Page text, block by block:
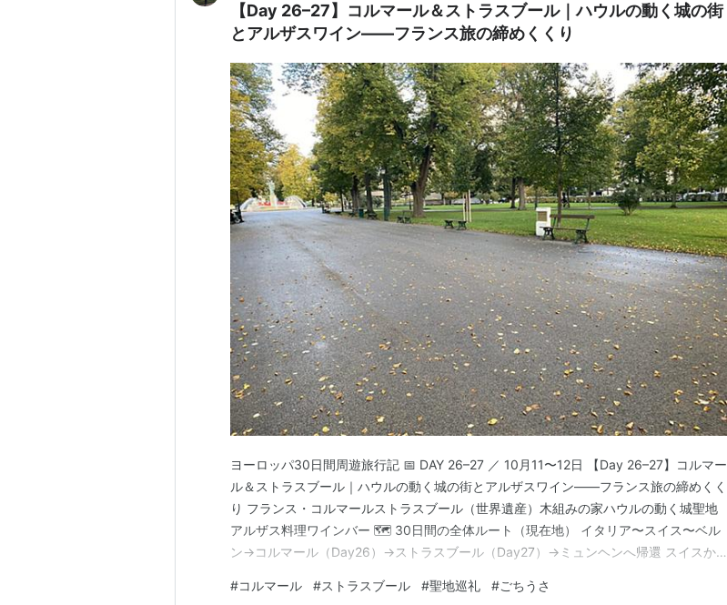
【Day 26–27】コルマール＆ストラスブール｜ハウルの動く城の街
とアルザスワイン——フランス旅の締めくくり
ヨーロッパ30日間周遊旅行記 📅 DAY 26–27 ／ 10月11〜12日 【Day 26–27】コルマー
ル＆ストラスブール｜ハウルの動く城の街とアルザスワイン——フランス旅の締めくく
り フランス・コルマールストラスブール（世界遺産）木組みの家ハウルの動く城聖地
アルザス料理ワインバー 🗺️ 30日間の全体ルート（現在地） イタリア〜スイス〜ベル
ン→コルマール（Day26）→ストラスブール（Day27）→ミュンヘンへ帰還 スイスか
モデルとなった木組みの街——何気ない路地裏でも作品と重なる瞬間が旅を特別にす
#コルマール #ストラスブール #聖地巡礼 #ごちうさ